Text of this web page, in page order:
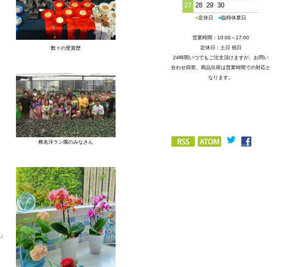
」
数々の受賞歴
椎名洋ラン園のみなさん
27 28 29 30
■定休日 ■臨時休業日
営業時間：10:00～17:00
定休日：土日 祝日
24時間いつでもご注文頂けますが、お問い
合わせ回答、商品出荷は営業時間での対応と
なります。